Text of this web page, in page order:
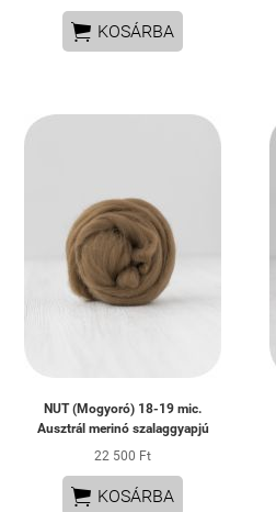
 KOSÁRBA
NUT (Mogyoró) 18-19 mic.
Ausztrál merinó szalaggyapjú
22 500 Ft
 KOSÁRBA